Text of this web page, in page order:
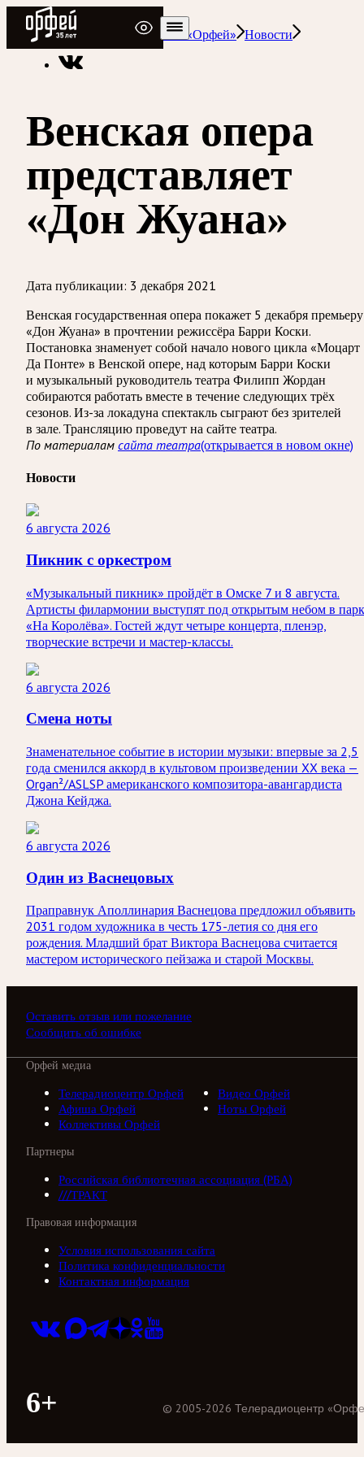
Радио Орфей
Радио классической музыки «Орфей» Новости
Венская опера
представляет
«Дон Жуана»
Дата публикации: 3 декабря 2021
Венская государственная опера покажет 5 декабря премьеру
«Дон Жуана» в прочтении режиссёра Барри Коски.
Постановка знаменует собой начало нового цикла
Да Понте» в Венской опере, над которым Барри Коски
и музыкальный руководитель театра Филипп Жордан
собираются работать вместе в течение следующих трёх
сезонов. Из-за локадуна спектакль сыграют без зрителей
в зале. Трансляцию проведут на сайте театра.
По материалам сайта театра(открывается в новом окне)
Новости
6 августа 2026
Пикник с оркестром
«Музыкальный пикник» пройдёт в Омске 7 и 8 августа.
Артисты филармонии выступят под открытым небом в
«На Королёва». Гостей ждут четыре концерта, пленэр,
творческие встречи и мастер-классы.
6 августа 2026
Смена ноты
Знаменательное событие в истории музыки: впервые за 2,5
года сменился аккорд в культовом произведении XX века —
Organ²/ASLSP американского композитора-авангардиста
Джона Кейджа.
6 августа 2026
Один из Васнецовых
Праправнук Аполлинария Васнецова предложил объявить
2031 годом художника в честь 175-летия со дня его
рождения. Младший брат Виктора Васнецова считается
мастером исторического пейзажа и старой Москвы.
Оставить отзыв или пожелание
Сообщить об ошибке
Орфей медиа
Телерадиоцентр Орфей
Видео Орфей
Афиша Орфей
Ноты Орфей
Коллективы Орфей
Партнеры
Российская библиотечная ассоциация (РБА)
///ТРАКТ
Правовая информация
Условия использования сайта
Политика конфиденциальности
Контактная информация
6+ © 2005-2026 Телерадиоцентр